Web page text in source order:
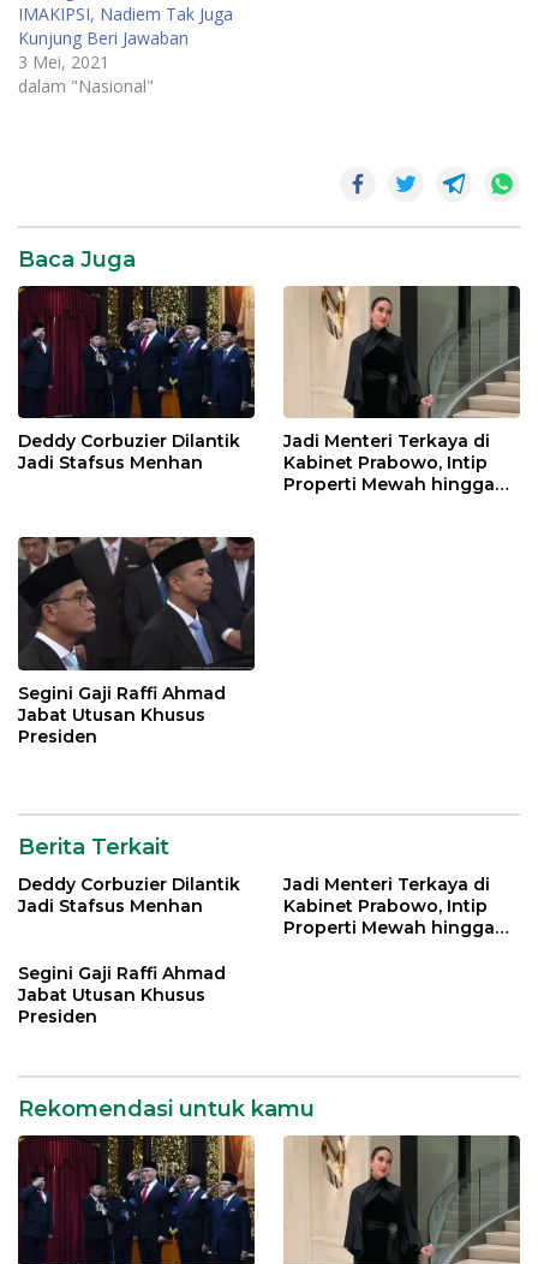
IMAKIPSI, Nadiem Tak Juga
Kunjung Beri Jawaban
3 Mei, 2021
dalam "Nasional"
Viral
Baca Juga
Deddy Corbuzier Dilantik
Jadi Stafsus Menhan
Jadi Menteri Terkaya di
Kabinet Prabowo, Intip
Properti Mewah hingga
Segini Gaji Raffi Ahmad
Jabat Utusan Khusus
Presiden
Berita Terkait
Deddy Corbuzier Dilantik
Jadi Stafsus Menhan
Jadi Menteri Terkaya di
Kabinet Prabowo, Intip
Properti Mewah hingga
Segini Gaji Raffi Ahmad
Jabat Utusan Khusus
Presiden
Rekomendasi untuk kamu